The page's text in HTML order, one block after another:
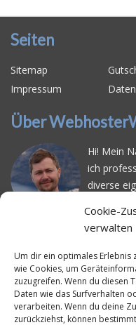
Cookie-
verwalten
Um dir ein optimales Erlebnis
wie Cookies, um
zuzugreifen. Wenn du diesen
Daten wie das Surfverhalten
verarbeiten. Wenn du deine
zurückziehst, können
Seiten
Sitemap
Impressum
Über
Hi! Mein
ich
diverse
schwierig
vielen